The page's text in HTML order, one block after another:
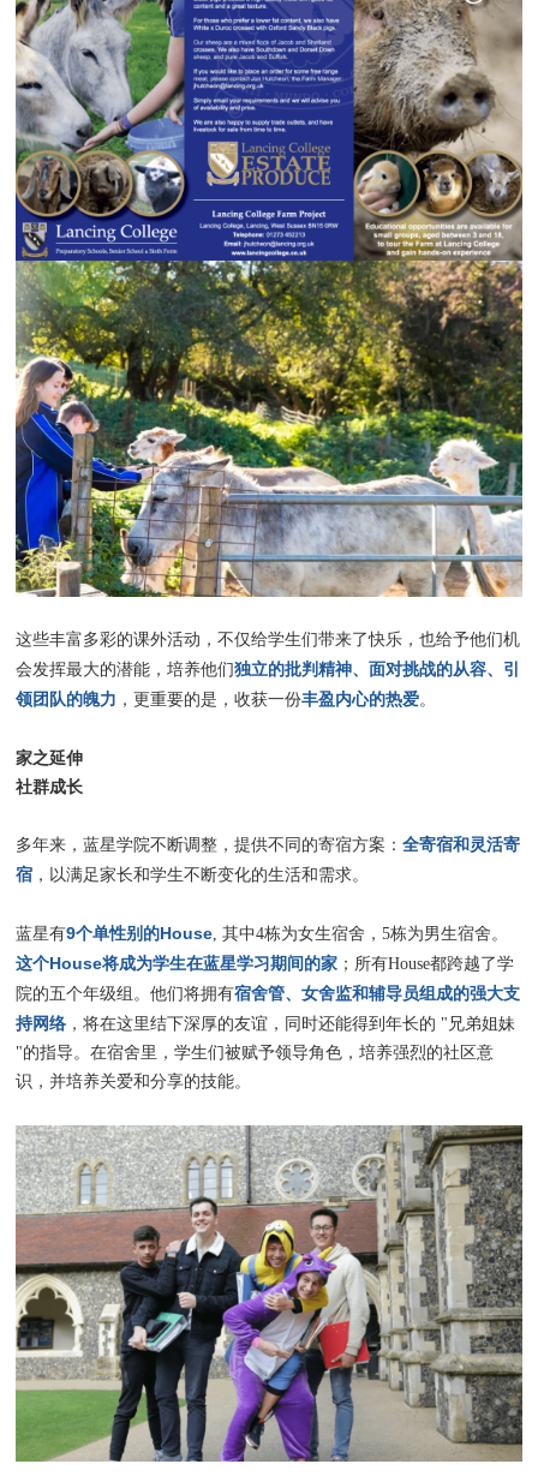
这些丰富多彩的课外活动，不仅给学⽣们带来了快乐，也给予他们机
会发挥最大的潜能，培养他们独立的批判精神、面对挑战的从容、引
领团队的魄力 ，更重要的是，收获一份丰盈内心的热爱。
家之延伸
社群成长
多年来，蓝星学院不断调整，提供不同的寄宿方案：全寄宿和灵活寄
宿 ，以满足家长和学生不断变化的生活和需求。
蓝星有9个单性别的House , 其中4栋为女生宿舍，5栋为男生宿舍。
这个House将成为学生在蓝星学习期间的家 ；所有House都跨越了学
院的五个年级组。他们将拥有宿舍管、女舍监和辅导员组成的强大支
持网络 ，将在这里结下深厚的友谊，同时还能得到年长的 "兄弟姐妹
"的指导。在宿舍里，学生们被赋予领导角色，培养强烈的社区意
识，并培养关爱和分享的技能。